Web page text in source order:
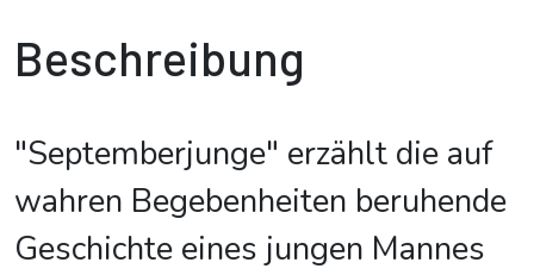
Beschreibung
"Septemberjunge" erzählt die auf
wahren Begebenheiten beruhende
Geschichte eines jungen Mannes